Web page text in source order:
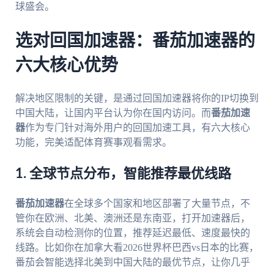
球盛会。
选对回国加速器：番茄加速器的
六大核心优势
解决地区限制的关键，是通过回国加速器将你的IP切换到
中国大陆，让国内平台认为你在国内访问。而番茄加速
器作为专门针对海外用户的回国加速工具，有六大核心
功能，完美适配体育赛事观看需求。
1. 全球节点分布，智能推荐最优线路
番茄加速器在全球多个国家和地区部署了大量节点，不
管你在欧洲、北美、澳洲还是东南亚，打开加速器后，
系统会自动检测你的位置，推荐延迟最低、速度最快的
线路。比如你在加拿大看2026世界杯巴西vs日本的比赛，
番茄会智能选择北美到中国大陆的最优节点，让你几乎